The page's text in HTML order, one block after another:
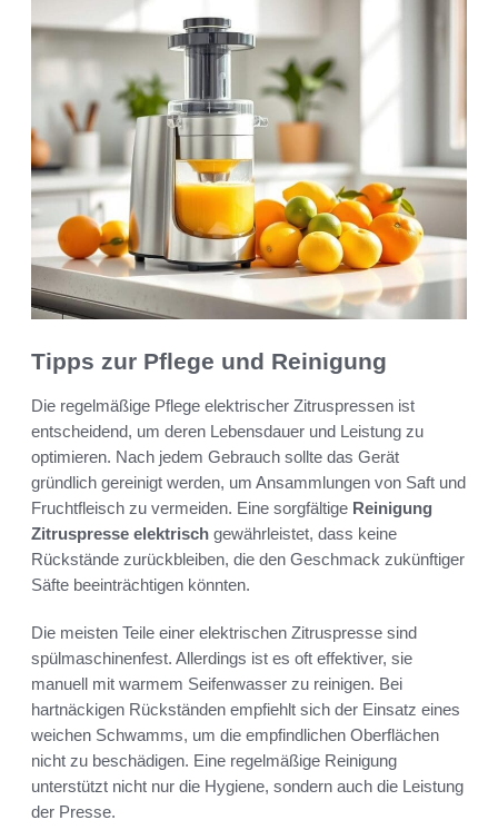
Tipps zur Pflege und Reinigung
Die regelmäßige Pflege elektrischer Zitruspressen ist
entscheidend, um deren Lebensdauer und Leistung zu
optimieren. Nach jedem Gebrauch sollte das Gerät
gründlich gereinigt werden, um Ansammlungen von Saft und
Fruchtfleisch zu vermeiden. Eine sorgfältige Reinigung
Zitruspresse elektrisch gewährleistet, dass keine
Rückstände zurückbleiben, die den Geschmack zukünftiger
Säfte beeinträchtigen könnten.
Die meisten Teile einer elektrischen Zitruspresse sind
spülmaschinenfest. Allerdings ist es oft effektiver, sie
manuell mit warmem Seifenwasser zu reinigen. Bei
hartnäckigen Rückständen empfiehlt sich der Einsatz eines
weichen Schwamms, um die empfindlichen Oberflächen
nicht zu beschädigen. Eine regelmäßige Reinigung
unterstützt nicht nur die Hygiene, sondern auch die Leistung
der Presse.